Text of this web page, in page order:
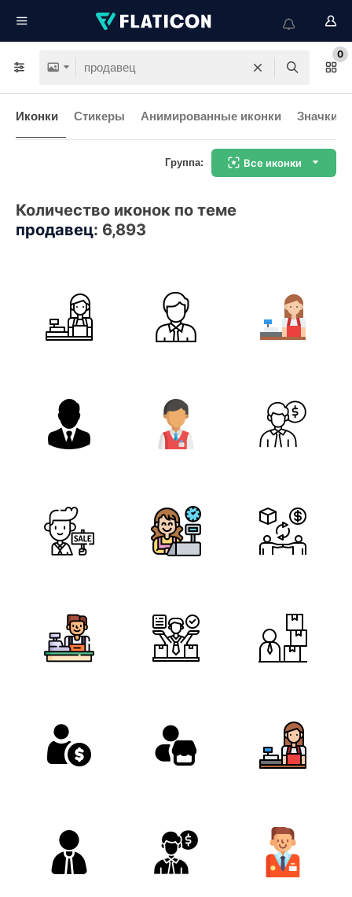
0
Иконки Стикеры Анимированные иконки Значки
Группа: Все иконки
Количество иконок по теме
продавец: 6,893